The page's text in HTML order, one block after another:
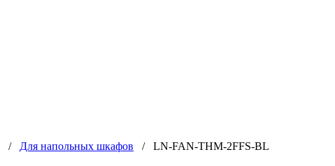
/ Для напольных шкафов / LN-FAN-THM-2FFS-BL